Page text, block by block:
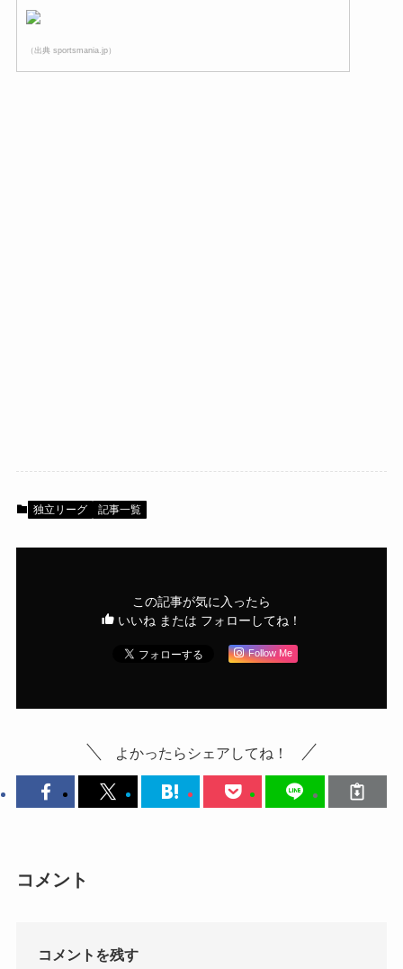
（出典 sportsmania.jp）
独立リーグ 記事一覧
この記事が気に入ったら
いいね または フォローしてね！
Follow Me
よかったらシェアしてね！
コメント
コメントを残す